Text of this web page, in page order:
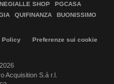
SHOP
PGCASA
QUIFINANZA
BUONISSIMO
Policy
Preferenze sui cookie
Acquisition S.á r.l.